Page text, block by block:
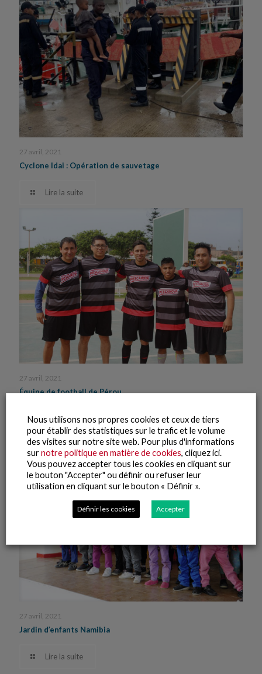
27 avril, 2021
Cyclone Idai : Opération de sauvetage
Lire la suite
27 avril, 2021
Équipe de football de Pérou
Lire la suite
27 avril, 2021
Jardin d’enfants Namibia
Lire la suite
Nous utilisons nos propres cookies et ceux de tiers
pour établir des statistiques sur le trafic et le volume
des visites sur notre site web. Pour plus d'informations
surnotre politique en matière de cookies, cliquez ici.
Vous pouvez accepter tous les cookies en cliquant sur
le bouton "Accepter" ou définir ou refuser leur
utilisation en cliquant sur le bouton « Définir ».
Définir les cookies Accepter